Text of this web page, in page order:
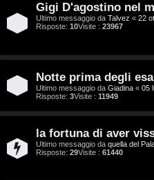
F
A
Q
Gigi D'agostino nel
Ultimo messaggio da Talvez « 22
Risposte: 10Visite : 23967
Notte prima degli
Ultimo messaggio da Giadina « 05
Risposte: 3Visite : 11949
la fortuna di aver
Ultimo messaggio da quella del
Risposte: 29Visite : 61440
l
i
/
D
i
g